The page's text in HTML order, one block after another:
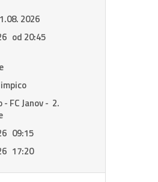
2026
od 20:45
- FC Janov - 2.
09:15
17:20